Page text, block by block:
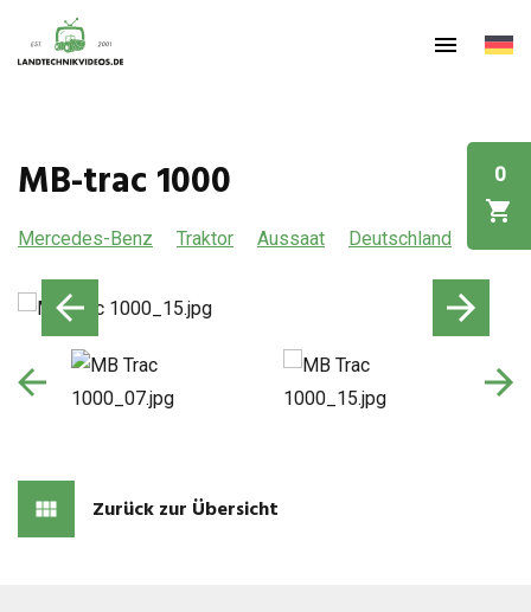
0
MB-trac 1000
Mercedes-Benz Traktor Aussaat Deutschland
Zurück zur Übersicht